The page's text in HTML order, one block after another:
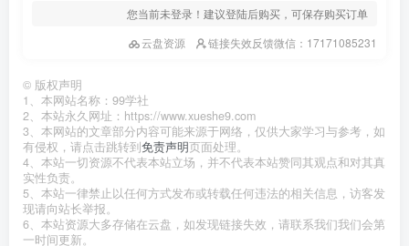
您当前未登录！建议登陆后购买，可保存购买订单
云盘资源
链接失效反馈微信：17171085231
© 版权声明
1、本网站名称：99学社
2、本站永久网址：https://www.xueshe9.com
3、本网站的文章部分内容可能来源于网络，仅供大家学习与参考，如
有侵权，请点击跳转到免责声明页面处理。
4、本站一切资源不代表本站立场，并不代表本站赞同其观点和对其真
实性负责。
5、本站一律禁止以任何方式发布或转载任何违法的相关信息，访客发
现请向站长举报。
6、本站资源大多存储在云盘，如发现链接失效，请联系我们我们会第
一时间更新。